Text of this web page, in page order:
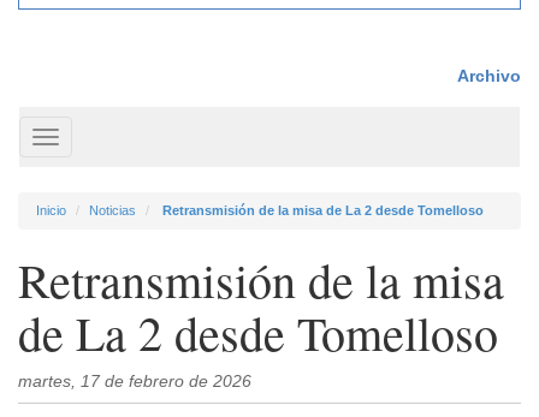
Archivo
Toggle
navigation
Inicio Noticias Retransmisión de la misa de La 2 desde Tomelloso
Retransmisión de la misa
de La 2 desde Tomelloso
martes, 17 de febrero de 2026